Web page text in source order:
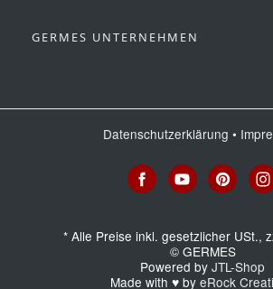
GERMES UNTERNEHMEN
Datenschutzerklärung •
*Alle Preise inkl. gesetzlicher USt.,
© GERMES
Powered by JTL-Shop
Made with ♥ by eRock